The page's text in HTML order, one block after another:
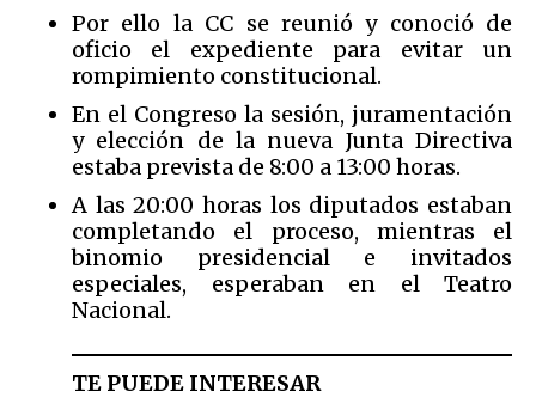
Por ello la CC se reunió y conoció de
oficio el expediente para evitar un
rompimiento constitucional.
En el Congreso la sesión, juramentación
y elección de la nueva Junta Directiva
estaba prevista de 8:00 a 13:00 horas.
A las 20:00 horas los diputados estaban
completando el proceso, mientras el
binomio presidencial e invitados
especiales, esperaban en el Teatro
Nacional.
TE PUEDE INTERESAR